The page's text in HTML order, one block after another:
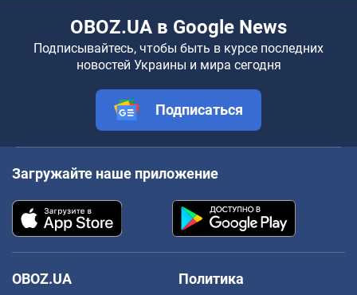
OBOZ.UA в Google News
Подписывайтесь, чтобы быть в курсе последних
новостей Украины и мира сегодня
Подписаться
Загружайте наше приложение
OBOZ.UA
Политика